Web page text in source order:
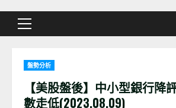
Primary
盤勢分析
【美股盤後】中小型銀行降
數走低(2023.08.09)